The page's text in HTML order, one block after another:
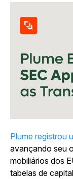
Plume registrou
avançando seu
mobiliários dos
tabelas de